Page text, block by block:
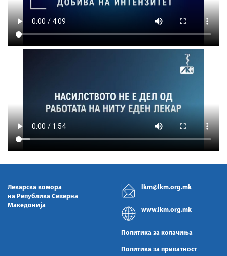
Лекарска комора
на Република Северна
Македонија
lkm@lkm.org.mk
www.lkm.org.mk
Политика за колачиња
Политика за приватност